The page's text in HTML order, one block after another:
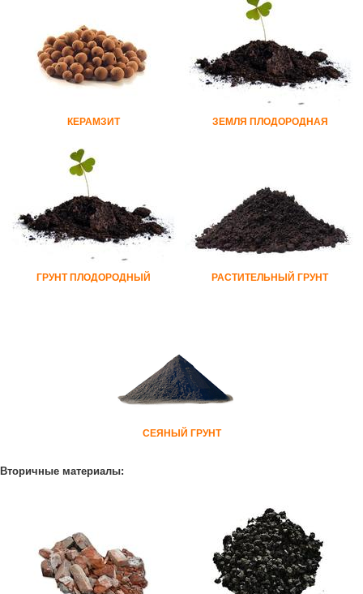
КЕРАМЗИТ ЗЕМЛЯ ПЛОДОРОДНАЯ
ГРУНТ ПЛОДОРОДНЫЙ РАСТИТЕЛЬНЫЙ ГРУНТ
СЕЯНЫЙ ГРУНТ
Вторичные материалы: